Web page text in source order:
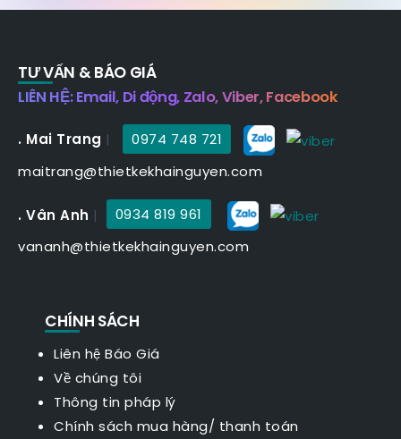
TƯ VẤN & BÁO GIÁ
LIÊN HỆ: Email, Di động, Zalo, Viber, Facebook
. Mai Trang |
0974 748 721
maitrang@thietkekhainguyen.com
. Vân Anh |
0934 819 961
vananh@thietkekhainguyen.com
CHÍNH SÁCH
Liên hệ Báo Giá
Về chúng tôi
Thông tin pháp lý
Chính sách mua hàng/ thanh toán